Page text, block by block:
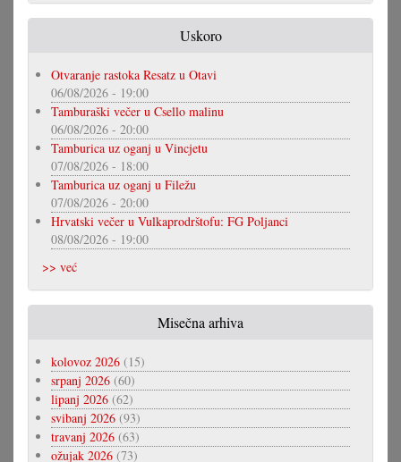
Uskoro
Otvaranje rastoka Resatz u Otavi
06/08/2026 - 19:00
Tamburaški večer u Csello malinu
06/08/2026 - 20:00
Tamburica uz oganj u Vincjetu
07/08/2026 - 18:00
Tamburica uz oganj u Filežu
07/08/2026 - 20:00
Hrvatski večer u Vulkaprodrštofu: FG Poljanci
08/08/2026 - 19:00
>> već
Misečna arhiva
kolovoz 2026 (15)
srpanj 2026 (60)
lipanj 2026 (62)
svibanj 2026 (93)
travanj 2026 (63)
ožujak 2026 (73)